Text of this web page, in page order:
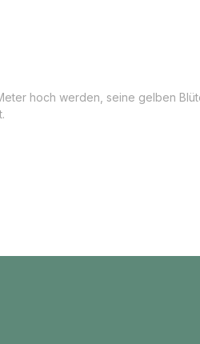
hoch werden, seine gelben